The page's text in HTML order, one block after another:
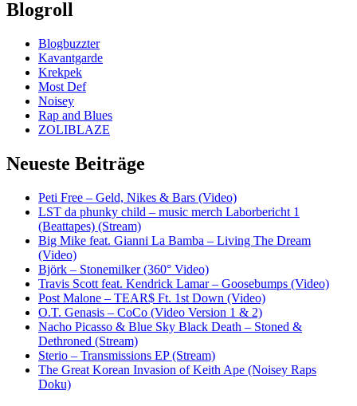
Blogroll
Blogbuzzter
Kavantgarde
Krekpek
Most Def
Noisey
Rap and Blues
ZOLIBLAZE
Neueste Beiträge
Peti Free – Geld, Nikes & Bars (Video)
LST da phunky child – music merch Laborbericht 1
(Beattapes) (Stream)
Big Mike feat. Gianni La Bamba – Living The Dream
(Video)
Björk – Stonemilker (360° Video)
Travis Scott feat. Kendrick Lamar – Goosebumps (Video)
Post Malone – TEAR$ Ft. 1st Down (Video)
O.T. Genasis – CoCo (Video Version 1 & 2)
Nacho Picasso & Blue Sky Black Death – Stoned &
Dethroned (Stream)
Sterio – Transmissions EP (Stream)
The Great Korean Invasion of Keith Ape (Noisey Raps
Doku)